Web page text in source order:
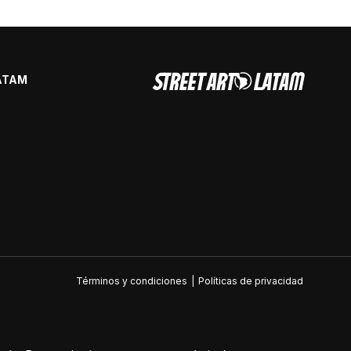
Términos y condiciones Políticas de privacidad